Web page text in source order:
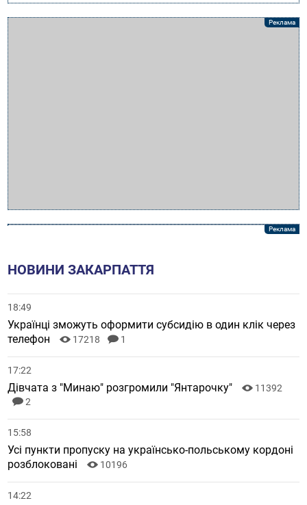
НОВИНИ ЗАКАРПАТТЯ
18:49
Українці зможуть оформити субсидію в один клік через
телефон
17218 1
17:22
Дівчата з "Минаю" розгромили "Янтарочку"
11392
2
15:58
Усі пункти пропуску на українсько-польському кордоні
розблоковані
10196
14:22